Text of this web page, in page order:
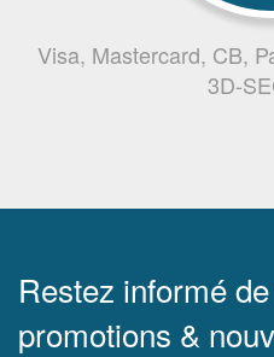
Visa, Mastercard, CB,
3D-
Restez informé
promotions &